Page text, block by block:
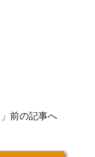
」前の記事へ